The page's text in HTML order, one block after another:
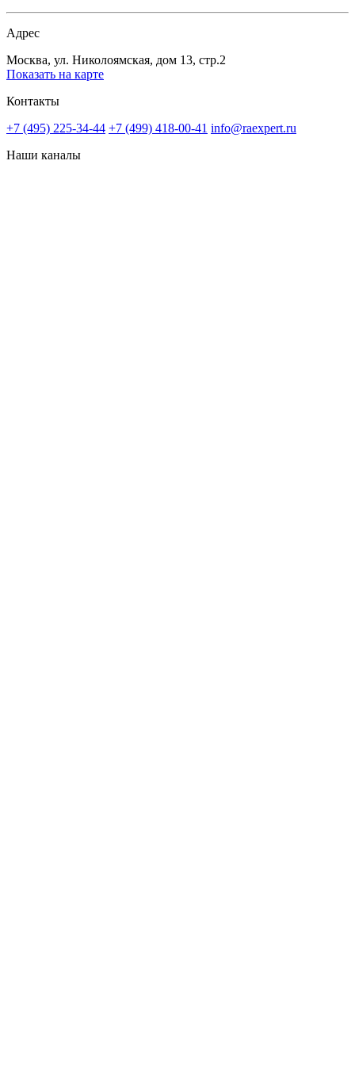
Адрес
Москва, ул. Николоямская, дом 13, стр.2
Показать на карте
Контакты
+7 (495) 225-34-44 +7 (499) 418-00-41 info@raexpert.ru
Наши каналы